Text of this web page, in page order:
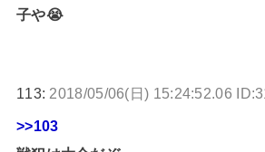
子や😭
113: 2018/05/06(日) 15:24:52.06
>>103